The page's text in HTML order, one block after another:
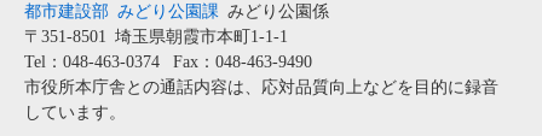
都市建設部 みどり公園課 みどり公園係
〒351-8501 埼玉県朝霞市本町1-1-1
Tel：048-463-0374
Fax：048-463-9490
市役所本庁舎との通話内容は、応対品質向上などを目的に録音
しています。